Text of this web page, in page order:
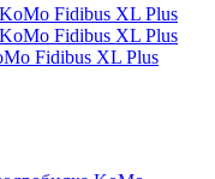
Fidibus XL Plus